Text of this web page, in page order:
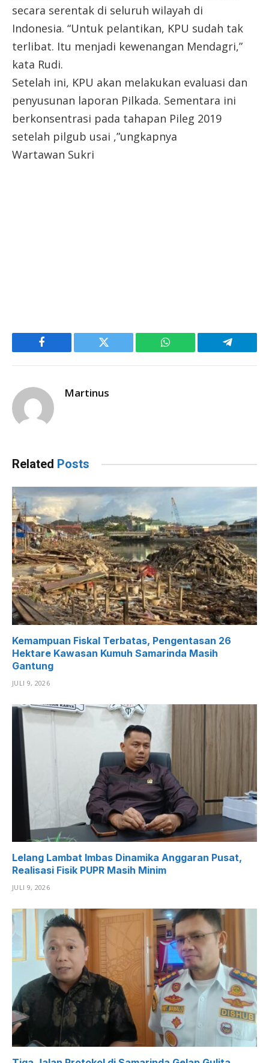
secara serentak di seluruh wilayah di
Indonesia. “Untuk pelantikan, KPU sudah tak
terlibat. Itu menjadi kewenangan Mendagri,”
kata Rudi.
Setelah ini, KPU akan melakukan evaluasi dan
penyusunan laporan Pilkada. Sementara ini
berkonsentrasi pada tahapan Pileg 2019
setelah pilgub usai ,”ungkapnya
Wartawan Sukri
Facebook Twitter WhatsApp Telegram
Martinus
Related Posts
Kemampuan Fiskal Terbatas, Pengentasan 26
Hektare Kawasan Kumuh Samarinda Masih
Gantung
JULI 9, 2026
Lelang Lambat Imbas Dinamika Anggaran Pusat,
Realisasi Fisik PUPR Masih Minim
JULI 9, 2026